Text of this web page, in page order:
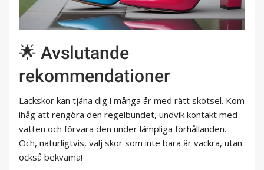
🌟 Avslutande
rekommendationer
Lackskor kan tjäna dig i många år med rätt skötsel. Kom
ihåg att rengöra den regelbundet, undvik kontakt med
vatten och förvara den under lämpliga förhållanden.
Och, naturligtvis, välj skor som inte bara är vackra, utan
också bekväma!